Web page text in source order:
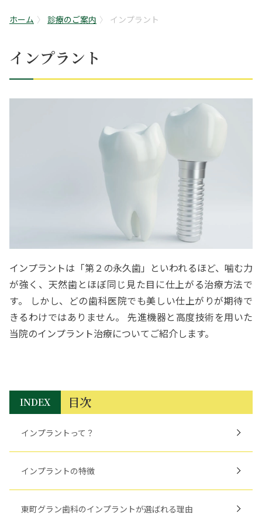
ホーム 診療のご案内 インプラント
インプラント
インプラントは「第２の永久歯」といわれるほど、噛む力
が強く、天然歯とほぼ同じ見た目に仕上がる治療方法で
す。 しかし、どの歯科医院でも美しい仕上がりが期待で
きるわけではありません。 先進機器と高度技術を用いた
当院のインプラント治療についてご紹介します。
INDEX 目次
インプラントって？
インプラントの特徴
東町グラン歯科のインプラントが選ばれる理由